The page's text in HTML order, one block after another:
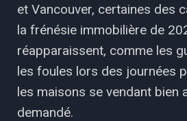
et Vancouver, certaines des
la frénésie immobilière de
réapparaissent, ​​comme les
les foules lors des journées
les maisons se vendant bien
demandé.